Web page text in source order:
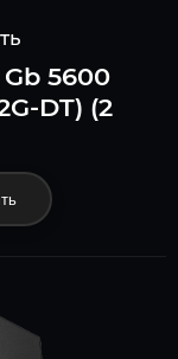
5600
DT) (2